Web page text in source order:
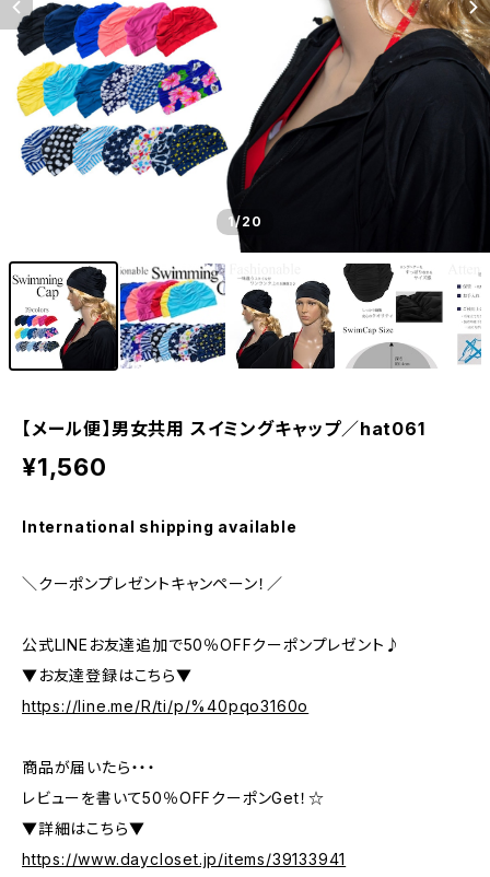
1/20
【メール便】男女共用 スイミングキャップ／hat061
¥1,560
International shipping available
＼クーポンプレゼントキャンペーン！／
公式LINEお友達追加で50％OFFクーポンプレゼント♪
▼お友達登録はこちら▼
https://line.me/R/ti/p/%40pqo3160o
商品が届いたら・・・
レビューを書いて50％OFFクーポンGet！☆
▼詳細はこちら▼
https://www.daycloset.jp/items/39133941